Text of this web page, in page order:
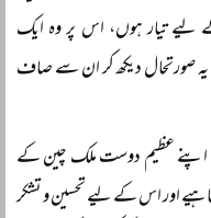
لیے تیار ہوں، اس پر وہ ایک
صورتحال دیکھ کر ان سے صاف
اپنے عظیم دوست ملک چین کے
اور اس کے لیے تحسین و تشکر